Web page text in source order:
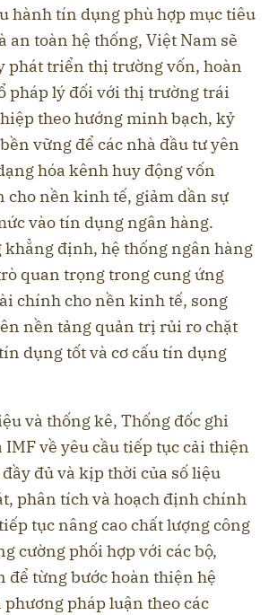
hành tín dụng phù hợp mục tiêu
an toàn hệ thống, Việt Nam sẽ
phát triển thị trường vốn, hoàn
pháp lý đối với thị trường trái
theo hướng minh bạch, kỷ
vững để các nhà đầu tư yên
hóa kênh huy động vốn
cho nền kinh tế, giảm dần sự
vào tín dụng ngân hàng.
khẳng định, hệ thống ngân hàng
quan trọng trong cung ứng
chính cho nền kinh tế, song
nền tảng quản trị rủi ro chặt
dụng tốt và cơ cấu tín dụng
và thống kê, Thống đốc ghi
về yêu cầu tiếp tục cải thiện
đủ và kịp thời của số liệu
phân tích và hoạch định chính
tục nâng cao chất lượng công
cường phối hợp với các bộ,
để từng bước hoàn thiện hệ
pháp luận theo các